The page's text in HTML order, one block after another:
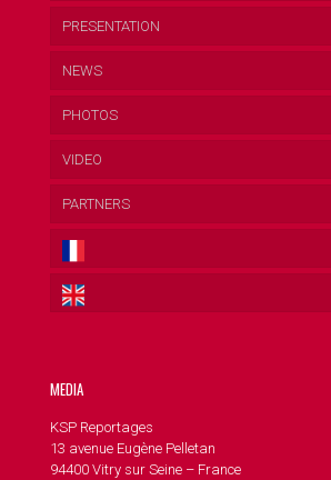
PRESENTATION
NEWS
PHOTOS
VIDEO
PARTNERS
MEDIA
KSP Reportages
13 avenue Eugène Pelletan
94400 Vitry sur Seine – France